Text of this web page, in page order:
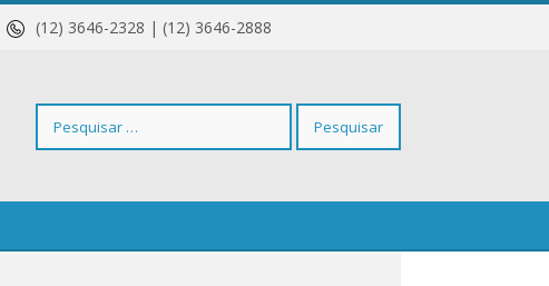
(12) 3646-2328 | (12) 3646-2888
Pesquisar